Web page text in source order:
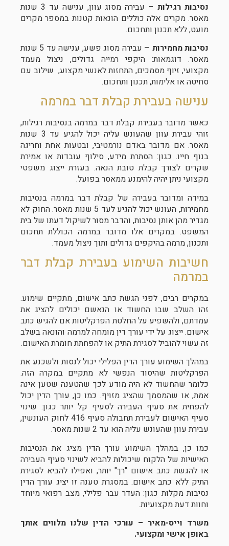
נסיבות רגילות
– עבירה מסוג עוון, ענישה עד 3 שנות
מאסר. מקרים אלה כוללים הונאות קטנות במספר מקרים
מועט, ללא תכנון ותחכום.
נסיבות מחמירות
– עבירה מסוג פשע, ענישה עד 5 שנות
מאסר. דוגמאות: היקפי רמייה גדולים, ניצול מעמד
מקצועי, זיוף מסמכים, התחזות לאנשי מקצוע, שילוב עם
סחיטה או אלימות, תכנון ותחכום.
ענישה בעבירת קבלת דבר במרמה
כאשר מדובר בעבירת קבלת דבר במרמה בנסיבות רגילות,
זוהי עבירת עוון שהעונש עליה יכול להגיע עד 3 שנות
מאסר. אם מדובר באדם נורמטיבי, ובטעות אחת וחריגה
בנוף חייו. כגון: הסתרת מידע, סילוף עובדות או אמירת
שקרים לצורך קבלת טובת הנאה. בעזרת ייצוג משפטי
מקצועי ניתן יהיה להימנע ממאסר בפועל.
במידה ומדובר בעבירה של קבלת דבר במרמה בנסיבות
מחמירות, העונש יכול להגיע לעד 5 שנות מאסר. החוק לא
מגדיר מהן אותן נסיבות, והדבר מסור לשיקול דעתו של בית
המשפט. במקרים אלו מדובר במרמה הכוללת תחכום
ותכנון, מרמה בהיקפים גדולים ותוך ניצול מעמד.
חשיבות השימוע בעבירת קבלת דבר
במרמה
במקרים רבים, לפני הגשת כתב אישום, מתקיים שימוע.
זהו השלב שבו החשוד או הנאשם יכולים להציג את
עמדתם, ולהשפיע על החלטת הפרקליטות אם להגיש כתב
אישום. ייצוג על ידי עורך דין מומחה למרמה והונאה בשלב
זה עשוי להוביל לסגירת התיק או להפחתת חומרת האישום.
במהלך השימוע עורך הדין הפלילי יכול לנסות ולשכנע את
הפרקליטות שהיסוד הנפשי לא מתקיים במקרה הזה.
כלומר שהחשוד לא היה מודע לכך שהטענה שטען אינה
אמת, או שהמסמך שהציג מזויף. כמו כן, עורך הדין יכול
להפחית את סעיף העבירה לסעיף קל יותר כגון: שינוי
סעיף האישום לעבירת תחבולה סעיף 416 לחוק העונשין,
עבירת עוון שהעונש עליה הוא עד 2 שנות מאסר.
כמו כן, במהלך השימוע עורך הדין מציג את הנסיבות
האישיות של הלקוח שיכולות להביא לשינוי סעיף העבירה
או להגשת כתב אישום "רך" יותר, ואפילו להביא לסגירת
התיק ללא כתב אישום. במסגרת טענה זו יציג עורך הדין
נסיבות מקלות כגון: העדר עבר פלילי, מצב רפואי מיוחד
וחוות דעת מקצועיות.
משרד וייס-מאיר – עורכי הדין שלנו מלווים אותך
באופן אישי ומקצועי.